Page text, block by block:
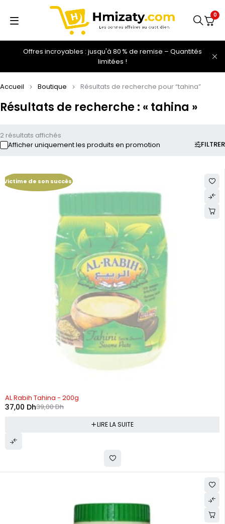
Offres incroyables : jusqu'à 80 % de remise – Quantités
limitées !
0
Résultats de recherche : « tahina »
Accueil Boutique Résultats de recherche pour “tahina”
FILTRER
2 résultats affichés
Afficher uniquement les produits en promotion
Victime de son succès
RUPTURE DE STOCK
AL Rabih Tahina - 200g
39,00Dh
37,00 Dh
LIRE LA SUITE